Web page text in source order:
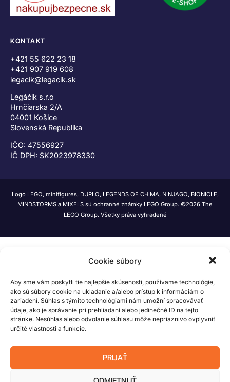
Cookie súbory
Aby sme vám poskytli tie najlepšie skúsenosti, používame technológie,
ako sú súbory cookie na ukladanie a/alebo prístup k informáciám o
zariadení. Súhlas s týmito technológiami nám umožní spracovávať
údaje, ako je správanie pri prehliadaní alebo jedinečné ID na tejto
stránke. Nesúhlas alebo odvolanie súhlasu môže nepriaznivo ovplyvniť
určité vlastnosti a funkcie.
PRIJAŤ
KONTAKT
+421 55 622 23 18
+421 907 919 608
legacik@legacik.sk
Legáčik s.r.o
Hrnčiarska 2/A
04001 Košice
Slovenská Republika
IČO: 47556927
IČ DPH: SK2023978330
Logo LEGO, minifigures, DUPLO, LEGENDS OF CHIMA, NINJAGO, BIONICLE,
MINDSTORMS a MIXELS sú ochranné známky LEGO Group. ©2026 The
LEGO Group. Všetky práva vyhradené